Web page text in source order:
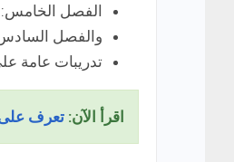
الفصل الخامس:
والفصل السادس:
تدريبات عامة
اقرأ الآن: تعرف على